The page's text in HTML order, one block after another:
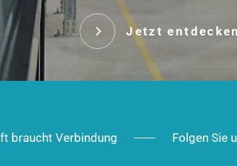
Jetzt entdecken
braucht Verbindung Folgen Sie